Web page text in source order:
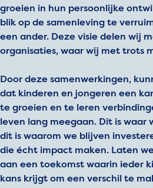
groeien in hun persoonlijke
blik op de samenleving te
een ander. Deze visie delen wij
organisaties, waar wij met trots
Door deze samenwerkingen,
dat kinderen en jongeren een
te groeien en te leren
leven lang meegaan. Dit is waar
dit is waarom we blijven
die écht impact maken. Laten
aan een toekomst waarin ieder
kans krijgt om een verschil te